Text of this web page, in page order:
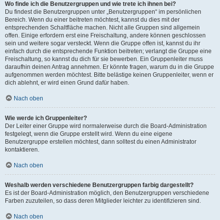
Wo finde ich die Benutzergruppen und wie trete ich ihnen bei?
Du findest die Benutzergruppen unter „Benutzergruppen“ im persönlichen
Bereich. Wenn du einer beitreten möchtest, kannst du dies mit der
entsprechenden Schaltfläche machen. Nicht alle Gruppen sind allgemein
offen. Einige erfordern erst eine Freischaltung, andere können geschlossen
sein und weitere sogar versteckt. Wenn die Gruppe offen ist, kannst du ihr
einfach durch die entsprechende Funktion beitreten; verlangt die Gruppe eine
Freischaltung, so kannst du dich für sie bewerben. Ein Gruppenleiter muss
daraufhin deinen Antrag annehmen. Er könnte fragen, warum du in die Gruppe
aufgenommen werden möchtest. Bitte belästige keinen Gruppenleiter, wenn er
dich ablehnt, er wird einen Grund dafür haben.
Nach oben
Wie werde ich Gruppenleiter?
Der Leiter einer Gruppe wird normalerweise durch die Board-Administration
festgelegt, wenn die Gruppe erstellt wird. Wenn du eine eigene
Benutzergruppe erstellen möchtest, dann solltest du einen Administrator
kontaktieren.
Nach oben
Weshalb werden verschiedene Benutzergruppen farbig dargestellt?
Es ist der Board-Administration möglich, den Benutzergruppen verschiedene
Farben zuzuteilen, so dass deren Mitglieder leichter zu identifizieren sind.
Nach oben